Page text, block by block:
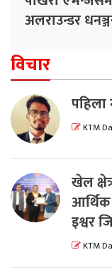
अलराउन्डर
विचार
पहिला
KTM
खेल
इश्वर
KTM